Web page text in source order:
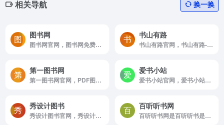
相关导航 换一换
图书网
图书网官网，图书网免费提供PDF图书，PDF电子书等最新图书，免费共享大量的图书书籍，图书书籍涵盖各学科分类，图书网所有PDF电子图书书籍可以免费下载供阅读学习使用。
书山有路
书山有路官网，书山有路-一个分享书籍的小憩
第一图书网
第一图书网官网，PDF图书下载，免费PDF教材下载，PDF教程下载，PDF教材网，PDF图书网，PDF图书下载，第一图书网，250万本PDF图书评论与下载，
爱书小站
爱书小站官网，爱书小站，是一个喜欢阅读，分享好书的小站。坚持每天阅读一页书，分享读书笔记，持续学习，不断成长。提供EPUB电子书下载，MOBI电子书下载，TXT电子书下载，PDF电子书下载。
秀设计图书
秀设计图书官网，秀设计图书推荐，为设计师推荐最专业，最全面的设计图书！
百听听书网
百听听书网是百听听书是国内首个专注于“出版级正版”有声书概念的开放式数字听书平台，旗下运营由金庸先生授权的正版《金庸作品集》汉语有声版。丰富正版有声资源，优秀新锐演播，经典新作，百...